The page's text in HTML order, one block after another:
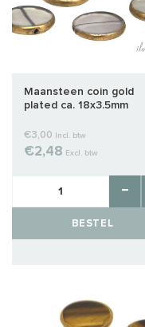
Maansteen coin gold
plated ca. 18x3.5mm
€3,00 Incl. btw
€2,48 Excl. btw
BESTEL